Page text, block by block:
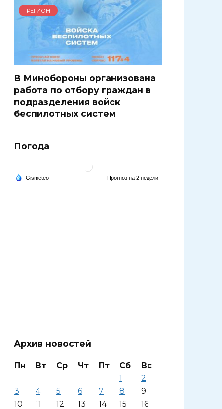
РЕГИОН
В Минобороны организована
работа по отбору граждан в
подразделения войск
беспилотных систем
Погода
Архив новостей
Пн Вт Ср Чт Пт Сб
Вс
1
2
3
4 5 6 7 8
9
10
11 12 13 14 15
16